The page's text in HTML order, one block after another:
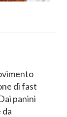
di fast
panini